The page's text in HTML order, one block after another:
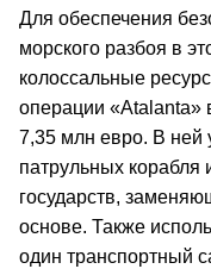
Для обеспечения
морского разбоя в
колоссальные
операции «Atalanta»
7,35 млн евро. В ней
патрульных корабля
государств,
основе. Также
один транспортный